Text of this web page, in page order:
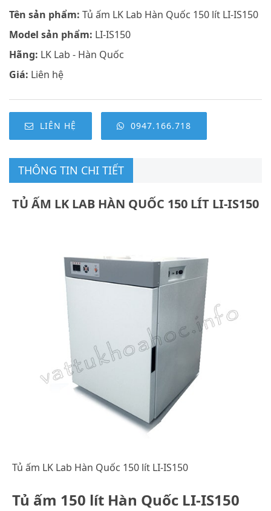
Tên sản phẩm: Tủ ấm LK Lab Hàn Quốc 150 lít LI-IS150
Model sản phẩm: LI-IS150
Hãng: LK Lab - Hàn Quốc
Giá: Liên hệ
LIÊN HỆ 0947.166.718
THÔNG TIN CHI TIẾT
TỦ ẤM LK LAB HÀN QUỐC 150 LÍT LI-IS150
Tủ ấm LK Lab Hàn Quốc 150 lít LI-IS150
Tủ ấm 150 lít Hàn Quốc LI-IS150